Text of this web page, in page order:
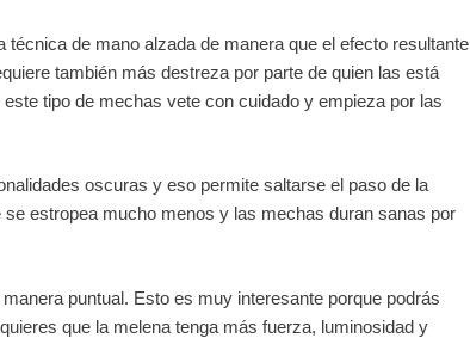
de mano alzada de manera que el efecto resultante
también más destreza por parte de quien las está
tipo de mechas vete con cuidado y empieza por las
oscuras y eso permite saltarse el paso de la
estropea mucho menos y las mechas duran sanas por
puntual. Esto es muy interesante porque podrás
que la melena tenga más fuerza, luminosidad y